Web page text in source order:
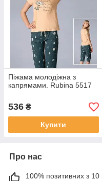
Піжама молодіжна з
капрямами. Rubina 5517
536 ₴
Купити
Про нас
100% позитивних з 10